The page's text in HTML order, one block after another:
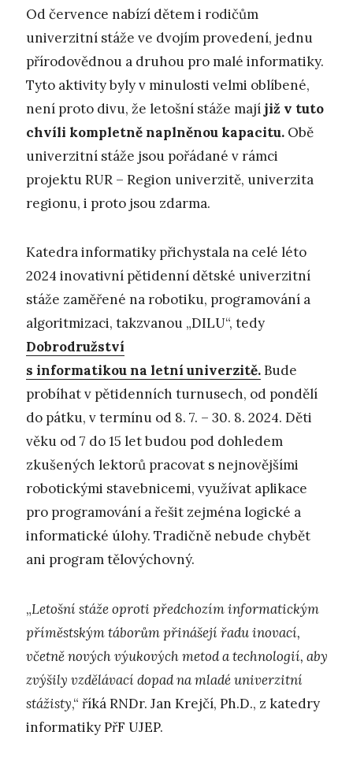
Od července nabízí dětem i rodičům
univerzitní stáže ve dvojím provedení, jednu
přírodovědnou a druhou pro malé informatiky.
Tyto aktivity byly v minulosti velmi oblíbené,
není proto divu, že letošní stáže majíjiž v tuto
chvíli kompletně naplněnou kapacitu. Obě
univerzitní stáže jsou pořádané v rámci
projektu RUR – Region univerzitě, univerzita
regionu, i proto jsou zdarma.
Katedra informatiky přichystala na celé léto
2024 inovativní pětidenní dětské univerzitní
stáže zaměřené na robotiku, programování a
algoritmizaci, takzvanou „DILU“, tedy
Dobrodružství
s informatikou na letní univerzitě.Bude
probíhat v pětidenních turnusech, od pondělí
do pátku, v termínu od 8. 7. – 30. 8. 2024. Děti
věku od 7 do 15 let budou pod dohledem
zkušených lektorů pracovat s nejnovějšími
robotickými stavebnicemi, využívat aplikace
pro programování a řešit zejména logické a
informatické úlohy. Tradičně nebude chybět
ani program tělovýchovný.
„Letošní stáže oproti předchozím informatickým
příměstským táborům přinášejí řadu inovací,
včetně nových výukových metod a technologií, aby
zvýšily vzdělávací dopad na mladé univerzitní
stážisty,“ říká RNDr. Jan Krejčí, Ph.D., z katedry
informatiky PřF UJEP.